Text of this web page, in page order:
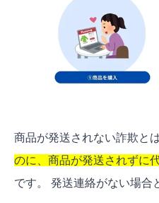
商品が発送されない詐欺とは
のに、商品が発送されずに
です。 発送連絡がない場合